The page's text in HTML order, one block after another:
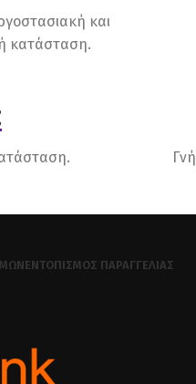
και
κατάσταση.
ΕΝΤΟΠΙΣΜΌΣ ΠΑΡΑΓΓΕΛΊΑΣ